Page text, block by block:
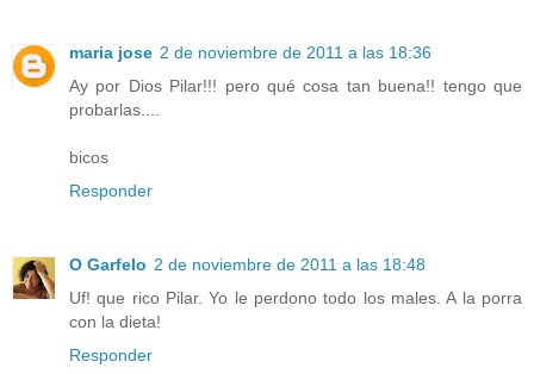
maria jose 2 de noviembre de 2011 a las 18:36
Ay por Dios Pilar!!! pero qué cosa tan buena!! tengo que
probarlas....
bicos
Responder
O Garfelo 2 de noviembre de 2011 a las 18:48
Uf! que rico Pilar. Yo le perdono todo los males. A la porra
con la dieta!
Responder